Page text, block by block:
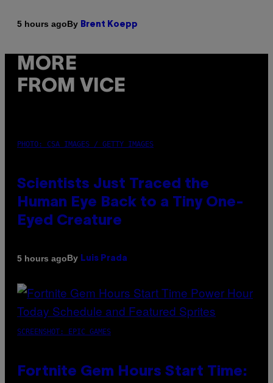
5 hours agoBy Brent Koepp
MORE
FROM VICE
PHOTO: CSA IMAGES / GETTY IMAGES
Scientists Just Traced the
Human Eye Back to a Tiny One-
Eyed Creature
5 hours agoBy Luis Prada
SCREENSHOT: EPIC GAMES
Fortnite Gem Hours Start Time: